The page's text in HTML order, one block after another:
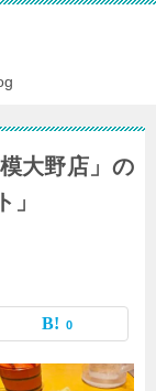
大野店」の
」
0